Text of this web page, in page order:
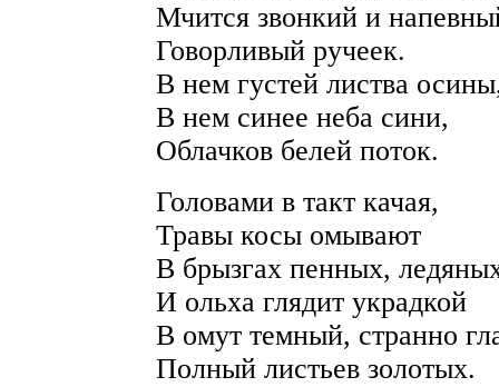
Мчится звонкий и
Говорливый ручеек.
В нем густей листва
В нем синее неба сини,
Облачков белей поток.
Головами в такт качая,
Травы косы омывают
В брызгах пенных,
И ольха глядит украдкой
В омут темный, странно
Полный листьев золотых.